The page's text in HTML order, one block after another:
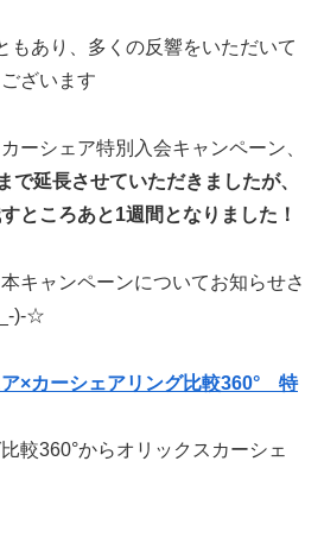
もあり、多くの反響をいただいて
ざいます
ーシェア特別入会キャンペーン、
で延長させていただきましたが、
ところあと1週間となりました！
キャンペーンについてお知らせさ
)-☆
×カーシェアリング比較360° 特
較360°からオリックスカーシェ